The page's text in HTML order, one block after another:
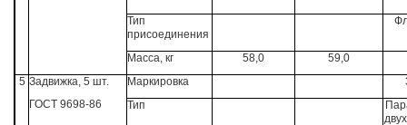
Тип
присоединения
Масса, кг 58,0
59,0
5 Задвижка, 5 шт.
ГОСТ 9698-86
Маркировка
Тип